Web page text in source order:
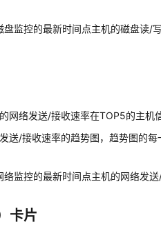
监控的最新时间点主机的磁盘读/写
网络发送/接收速率在TOP5的主机
送/接收速率的趋势图，趋势图的
监控的最新时间点主机的网络发送/
卡片